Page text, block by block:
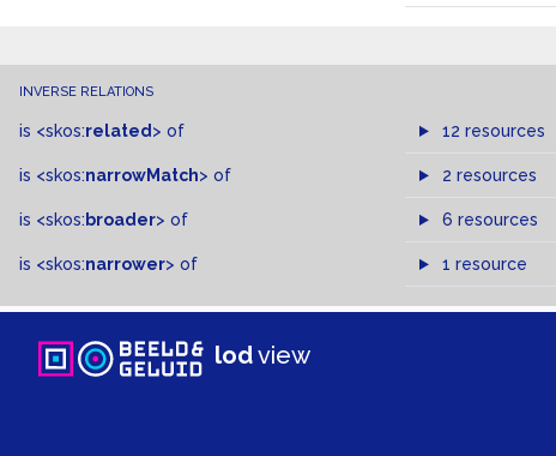
INVERSE RELATIONS
is <skos:related > of 12 resources
is <skos:narrowMatch> of 2 resources
is <skos: broader> of 6 resources
is <skos:narrower> of 1 resource
lodview